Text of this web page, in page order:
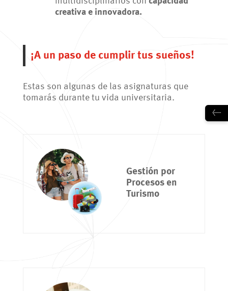
creativa e innovadora.
¡A un paso de cumplir tus sueños!
Estas son algunas de las asignaturas que
tomarás durante tu vida universitaria.
Gestión por
Procesos en
Turismo
←